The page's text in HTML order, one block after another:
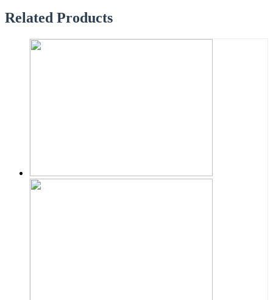
Related Products